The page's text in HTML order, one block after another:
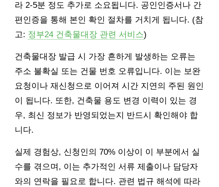
라 2-5분 정도 추가로 소요됩니다. 공인인증서나 간
편인증을 통해 본인 확인 절차를 거치게 됩니다. (참
고: 정부24 건축물대장 관련 서비스)
건축물대장 발급 시 가장 흔하게 발생하는 오류는
주소 불확실 또는 건물 번호 오류입니다. 이는 보완
요청이나 재신청으로 이어져 시간 지연의 주된 원인
이 됩니다. 또한, 건축물 용도 변경 이력이 있는 경
우, 최신 정보가 반영되었는지 반드시 확인해야 합
니다.
실제 경험상, 신청인의 70% 이상이 이 부분에서 실
수를 겪으며, 이는 추가적인 서류 제출이나 담당자
와의 연락을 필요로 합니다. 관련 법규 해석에 따라